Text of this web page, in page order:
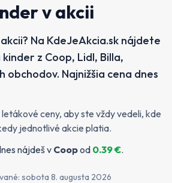
všetky akcie
v akcii
Na KdeJeAkcia.sk nájdete
z Coop, Lidl, Billa,
obchodov. Najnižšia cena dnes
ceny, aby ste vždy vedeli, kde
jednotlivé akcie platia.
nájdeš vCoopod 0.39€.
sobota 8. augusta 2026